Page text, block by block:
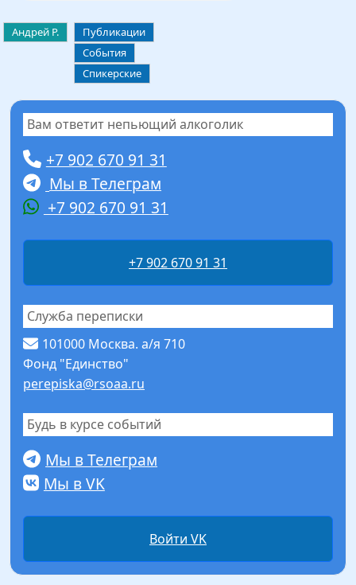
Андрей Р.
Публикации
События
Спикерские
Вам ответит непьющий алкоголик
+7 902 670 91 31
Мы в Телеграм
+7 902 670 91 31
+7 902 670 91 31
Служба переписки
101000 Москва. а/я 710
Фонд "Единство"
perepiska@rsoaa.ru
Будь в курсе событий
Мы в Телеграм
Мы в VK
Войти VK